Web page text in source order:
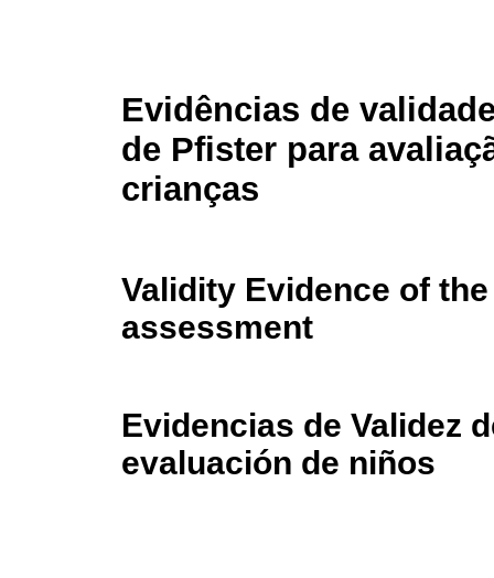
Evidências de
de Pfister para
crianças
Validity Evidence of
assessment
Evidencias de Validez
evaluación de niños